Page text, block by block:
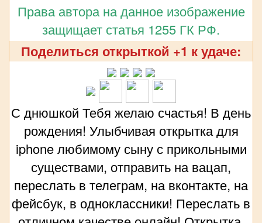
Права автора на данное изображение
защищает статья 1255 ГК РФ.
Поделиться открыткой +1 к удаче:
С днюшкой Тебя желаю счастья! В день
рождения! Улыбчивая открытка для
iphone любимому сыну с прикольными
существами, отправить на вацап,
переслать в телеграм, на вконтакте, на
фейсбук, в одноклассники! Переслать в